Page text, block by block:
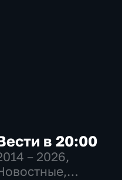
в 20:00
– 2026,